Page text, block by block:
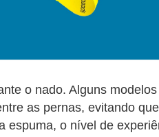
o nado. Alguns
as pernas, evitando
espuma, o nível de